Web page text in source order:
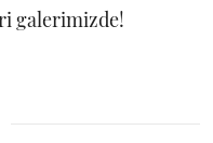
galerimizde!